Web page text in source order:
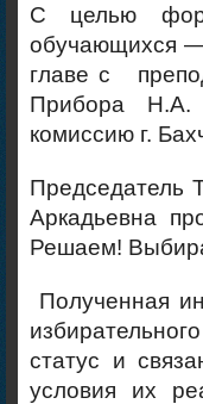
С целью
обучающихся
главе с
Прибора Н.А.
комиссию г.
Председатель
Аркадьевна
Решаем!
Полученная
статус и
условия их